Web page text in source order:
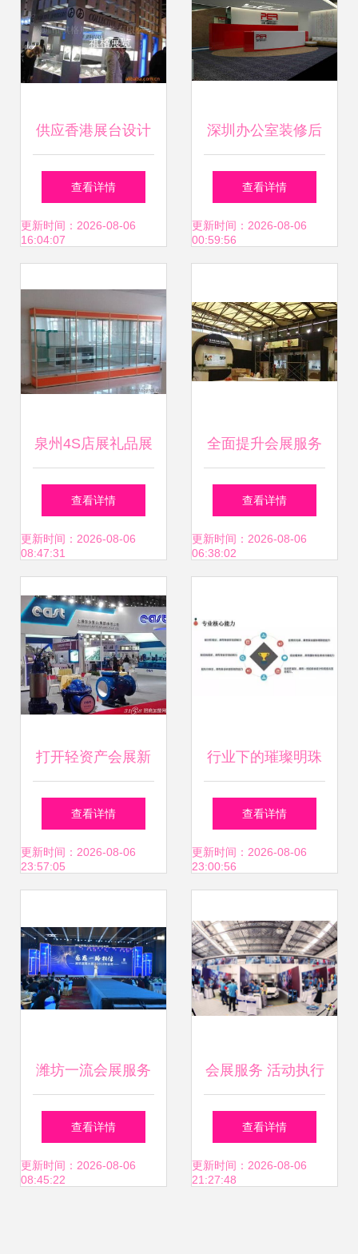
采
供应香港展台设计
搭建 深圳市祺格展
览服务打造会展视
查看详情
更新时间：2026-08-06
16:04:07
深圳办公室装修后
地毯保养的七大实
用技巧与会展服务
查看详情
更新时间：2026-08-06
00:59:56
泉州4S店展礼品展
柜与厦门展会高柜
柜台 选择精品货架
查看详情
更新时间：2026-08-06
08:47:31
全面提升会展服务
品质 从展台设计到
活动策划的专业实
查看详情
更新时间：2026-08-06
06:38:02
打开轻资产会展新
蓝海，别再死扛
了！
查看详情
更新时间：2026-08-06
23:57:05
行业下的璀璨明珠
会展策划与管理专
业的服务价值解读
查看详情
更新时间：2026-08-06
23:00:56
潍坊一流会展服务
蓝海战略下的新标
杆与未来启示
查看详情
更新时间：2026-08-06
08:45:22
会展服务 活动执行
的精密艺术与一站
式解决方案
查看详情
更新时间：2026-08-06
21:27:48